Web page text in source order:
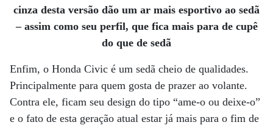
cinza desta versão dão um ar mais esportivo ao sedã
– assim como seu perfil, que fica mais para de cupê
do que de sedã
Enfim, o Honda Civic é um sedã cheio de qualidades.
Principalmente para quem gosta de prazer ao volante.
Contra ele, ficam seu design do tipo “ame-o ou deixe-o”
e o fato de esta geração atual estar já mais para o fim de